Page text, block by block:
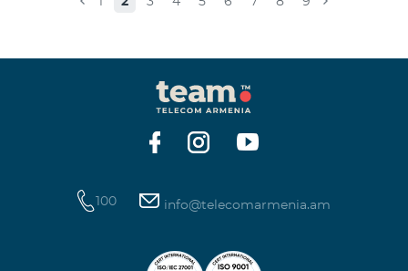
100 info@telecomarmenia.am